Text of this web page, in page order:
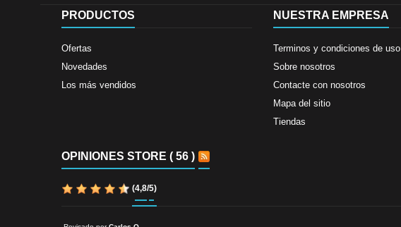
PRODUCTOS
Ofertas
Novedades
Los más vendidos
NUESTRA EMPRESA
Terminos y condiciones de uso
Sobre nosotros
Contacte con nosotros
Mapa del sitio
Tiendas
OPINIONES STORE ( 56 )
(4,8/5)